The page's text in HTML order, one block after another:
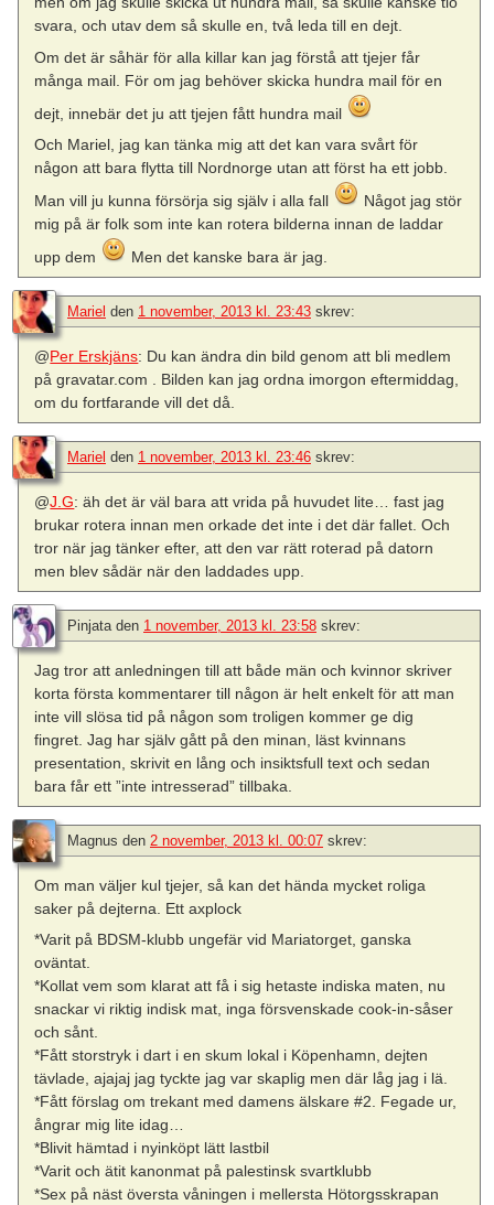
svara, och utav dem så skulle en, två leda till en dejt.
Om det är såhär för alla killar kan jag förstå att tjejer får
många mail. För om jag behöver skicka hundra mail för en
dejt, innebär det ju att tjejen fått hundra mail
Och Mariel, jag kan tänka mig att det kan vara svårt för
någon att bara flytta till Nordnorge utan att först ha ett jobb.
Man vill ju kunna försörja sig själv i alla fall
Något jag stör
mig på är folk som inte kan rotera bilderna innan de laddar
upp dem
Men det kanske bara är jag.
Mariel den 1 november, 2013 kl. 23:43 skrev:
@Per Erskjäns: Du kan ändra din bild genom att bli medlem
på gravatar.com . Bilden kan jag ordna imorgon eftermiddag,
om du fortfarande vill det då.
Mariel den 1 november, 2013 kl. 23:46 skrev:
@J.G: äh det är väl bara att vrida på huvudet lite… fast jag
brukar rotera innan men orkade det inte i det där fallet. Och
tror när jag tänker efter, att den var rätt roterad på datorn
men blev sådär när den laddades upp.
Pinjataden 1 november, 2013 kl. 23:58 skrev:
Jag tror att anledningen till att både män och kvinnor skriver
korta första kommentarer till någon är helt enkelt för att man
inte vill slösa tid på någon som troligen kommer ge dig
fingret. Jag har själv gått på den minan, läst kvinnans
presentation, skrivit en lång och insiktsfull text och sedan
bara får ett ”inte intresserad” tillbaka.
Magnus den 2 november, 2013 kl. 00:07 skrev:
Om man väljer kul tjejer, så kan det hända mycket roliga
saker på dejterna. Ett axplock
*Varit på BDSM-klubb ungefär vid Mariatorget, ganska
oväntat.
*Kollat vem som klarat att få i sig hetaste indiska maten, nu
snackar vi riktig indisk mat, inga försvenskade cook-in-såser
och sånt.
*Fått storstryk i dart i en skum lokal i Köpenhamn, dejten
tävlade, ajajaj jag tyckte jag var skaplig men där låg jag i lä.
*Fått förslag om trekant med damens älskare #2. Fegade ur,
ångrar mig lite idag…
*Blivit hämtad i nyinköpt lätt lastbil
*Varit och ätit kanonmat på palestinsk svartklubb
*Sex på näst översta våningen i mellersta Hötorgsskrapan